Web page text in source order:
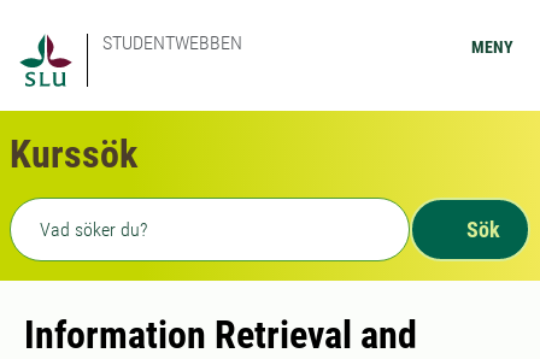
STUDENTWEBBEN MENY
Kurssök
Fritext sökning
Sök
Information Retrieval and